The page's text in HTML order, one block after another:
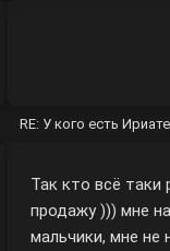
RE: У кого есть
Так кто всё таки
продажу ))) мне
мальчики, мне не